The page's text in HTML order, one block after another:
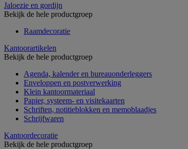
Jaloezie en gordijn
Bekijk de hele productgroep
Raamdecoratie
Kantoorartikelen
Bekijk de hele productgroep
Agenda, kalender en bureauonderleggers
Enveloppen en postverwerking
Klein kantoormateriaal
Papier, systeem- en visitekaarten
Schriften, notitieblokken en memoblaadjes
Schrijfwaren
Kantoordecoratie
Bekijk de hele productgroep